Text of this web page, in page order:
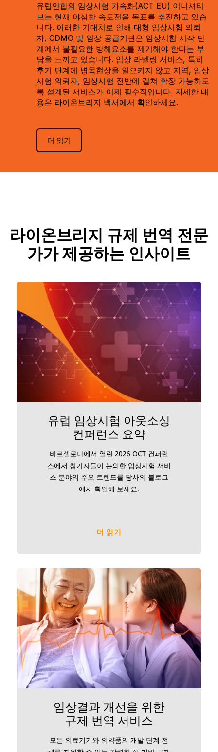
유럽연합의 임상시험 가속화(ACT EU) 이니셔티
브는 현재 야심찬 속도전을 목표를 추진하고 있습
니다. 이러한 기대치로 인해 대형 임상시험 의뢰
자, CDMO 및 임상 공급기관은 임상시험 시작 단
계에서 불필요한 방해요소를 제거해야 한다는 부
담을 느끼고 있습니다. 임상 라벨링 서비스, 특히
후기 단계에 병목현상을 일으키지 않고 지역, 임상
시험 의뢰자, 임상시험 전반에 걸쳐 확장 가능하도
록 설계된 서비스가 이제 필수적입니다. 자세한 내
용은 라이온브리지 백서에서 확인하세요.
더 읽기
라이온브리지 규제 번역 전문
가가 제공하는 인사이트
유럽 임상시험 아웃소싱
컨퍼런스 요약
바르셀로나에서 열린 2026 OCT 컨퍼런
스에서 참가자들이 논의한 임상시험 서비
스 분야의 주요 트렌드를 당사의 블로그
에서 확인해 보세요.
더 읽기
임상결과 개선을 위한
규제 번역 서비스
모든 의료기기와 의약품의 개발 단계 전